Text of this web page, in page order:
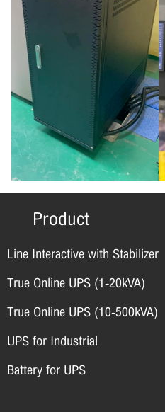
Product
Line Interactive with Stabilizer
True Online UPS (1-20kVA)
True Online UPS (10-500kVA)
UPS for Industrial
Battery for UPS